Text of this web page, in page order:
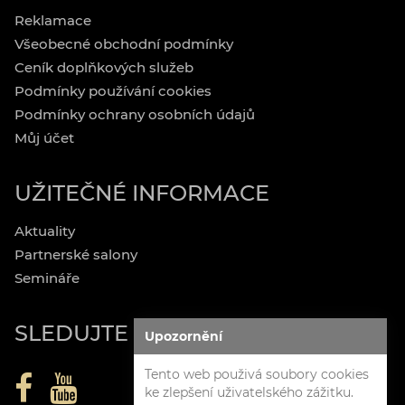
Reklamace
Všeobecné obchodní podmínky
Ceník doplňkových služeb
Podmínky používání cookies
Podmínky ochrany osobních údajů
Můj účet
UŽITEČNÉ INFORMACE
Aktuality
Partnerské salony
Semináře
SLEDUJTE NÁSUpozornění
Tento web použivá soubory cookies
ke zlepšení uživatelského zážitku.